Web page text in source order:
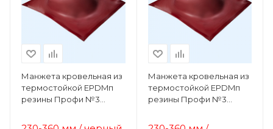
Манжета кровельная из
термостойкой EPDMп
резины Профи №3
Манжета кровельная из
термостойкой EPDMп
резины Профи №3